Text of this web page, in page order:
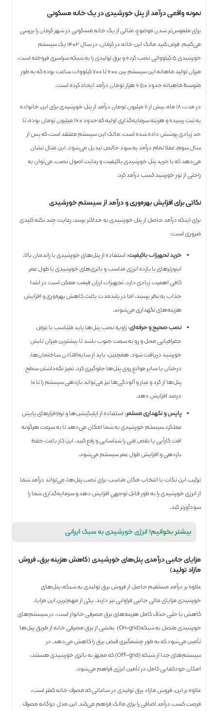
نمونه واقعی درآمد از پنل خورشیدی در یک خانه مسکونی
برای ملموس‌تر شدن موضوع، مثالی از یک خانه مسکونی در شهر کرمان را بررسی
می‌کنیم. فرض کنید مالک این خانه در کرمان، در سال ۱۴۰۲ یک سیستم
خورشیدی ۵ کیلوواتی نصب کرده و برق تولیدی را به شبکه سراسری فروخته است.
میزان تولید ماهانه این سیستم بین ۶۰۰ تا ۷۰۰ کیلووات ساعت بوده که به طور
متوسط ماهیانه حدود ۶۵۰ هزار تومان درآمد ایجاد کرده است.
در مدت ۱۸ ماه، بیش از ۱۱ میلیون تومان درآمد از پنل خورشیدی برای این خانواده
به ثبت رسیده و هزینه سرمایه‌گذاری اولیه که حدود ۱۶۰ میلیون تومان بوده، تا
حد زیادی پوشش داده شده است. مالک این سیستم معتقد است که پس از
سال سوم، عملا تمام درآمد به سود خالص تبدیل می‌شود. این مثال نشان
می‌دهد که با خرید پنل خورشیدی باکیفیت و رعایت اصول نصب، می‌توان به
راحتی از نور خورشید کسب درآمد کرد.
نکاتی برای افزایش بهره‌وری و درآمد از سیستم خورشیدی
برای اینکه درآمد حاصل از پنل خورشیدی به حداکثر برسد، رعایت چند نکته کلیدی
ضروری است:
خرید تجهیزات باکیفیت: استفاده از پنل‌های خورشیدی با راندمان بالا،
اینورترهای با بازده انرژی مناسب و باتری‌های خورشیدی با طول عمر
کافی اهمیت زیادی دارد. تجهیزات ارزان ‌قیمت ممکن است در ابتدا
جذاب به نظر برسند، اما در بلندمدت باعث کاهش بهره‌وری و افزایش
هزینه‌های نگهداری می‌شوند.
نصب صحیح و حرفه‌ای: زاویه نصب پنل‌ها باید متناسب با عرض
جغرافیایی محل و رو به سمت جنوب باشد تا بیشترین میزان تابش
خورشید دریافت شود. همچنین، باید از سایه‌افتادن ساختمان‌ها،
درختان یا سایر موانع روی پنل‌ها جلوگیری کرد. تمیز نگه‌داشتن سطح
پنل‌ها از گرد و غبار و آلودگی‌ها نیز می‌تواند بازدهی سیستم را تا ۱۰
درصد افزایش دهد.
پایش و نگهداری مستمر: استفاده از اپلیکیشن‌ها و نرم‌افزارهای پایش
عملکرد سیستم خورشیدی به شما امکان می‌دهد تا به سرعت هرگونه
افت کارآیی یا نقص فنی را شناسایی و رفع کنید. این کار باعث حفظ
بازدهی و افزایش طول عمر سیستم می‌شود.
ترکیب این نکات با انتخاب مکان مناسب برای نصب پنل‌ها، می‌تواند درآمد شما
از انرژی خورشیدی را به طور قابل توجهی افزایش دهد و سرمایه‌گذاری شما را
سودآورتر کند.
بیشتر بخوانیم! انرژی خورشیدی به سبک ایرانی
مزایای جانبی درآمدی پنل‌های خورشیدی (کاهش هزینه برق، فروش
مازاد تولید)
علاوه بر درآمد مستقیم حاصل از فروش برق تولیدی به شبکه، پنل‌های
خورشیدی مزایای مالی جانبی فراوانی نیز دارند. یکی از مهم‌ترین این مزایا،
کاهش یا حتی حذف کامل هزینه‌های برق مصرفی خانوار است. در سیستم‌های
خورشیدی متصل به شبکه(On-grid) بخشی از برق مصرفی خانه از طریق پنل‌ها
تأمین می‌شود که به طور چشمگیری قبض برق را کاهش می‌دهد. در
سیستم‌های جدا از شبکه (Off-grid) که مجهز به باتری خورشیدی هستند،
امکان خودکفایی کامل در تأمین انرژی فراهم می‌شود.
علاوه بر این، فروش مازاد برق تولیدی در ساعاتی که مصرف خانه کمتر است،
فرصت کسب درآمد اضافی را برای مالک فراهم می‌کند. این مدل دوگانه مصرف